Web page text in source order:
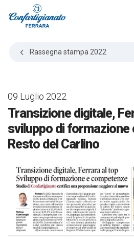
Rassegna stampa 2022
09 Luglio 2022
Transizione digitale,
sviluppo di formazione
Resto del Carlino